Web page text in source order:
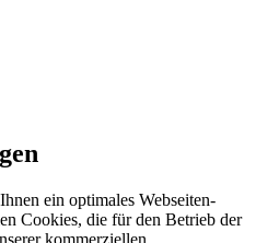
ein optimales Webseiten-
Cookies, die für den Betrieb der